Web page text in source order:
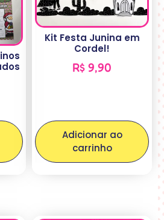
Kit Festa Junina em
Cordel!
R$ 9,90
Adicionar ao
carrinho